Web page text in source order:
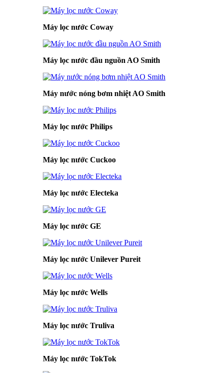
Máy lọc nước Coway
Máy lọc nước đầu nguồn AO Smith
Máy nước nóng bơm nhiệt AO Smith
Máy lọc nước Philips
Máy lọc nước Cuckoo
Máy lọc nước Electeka
Máy lọc nước GE
Máy lọc nước Unilever Pureit
Máy lọc nước Wells
Máy lọc nước Truliva
Máy lọc nước TokTok